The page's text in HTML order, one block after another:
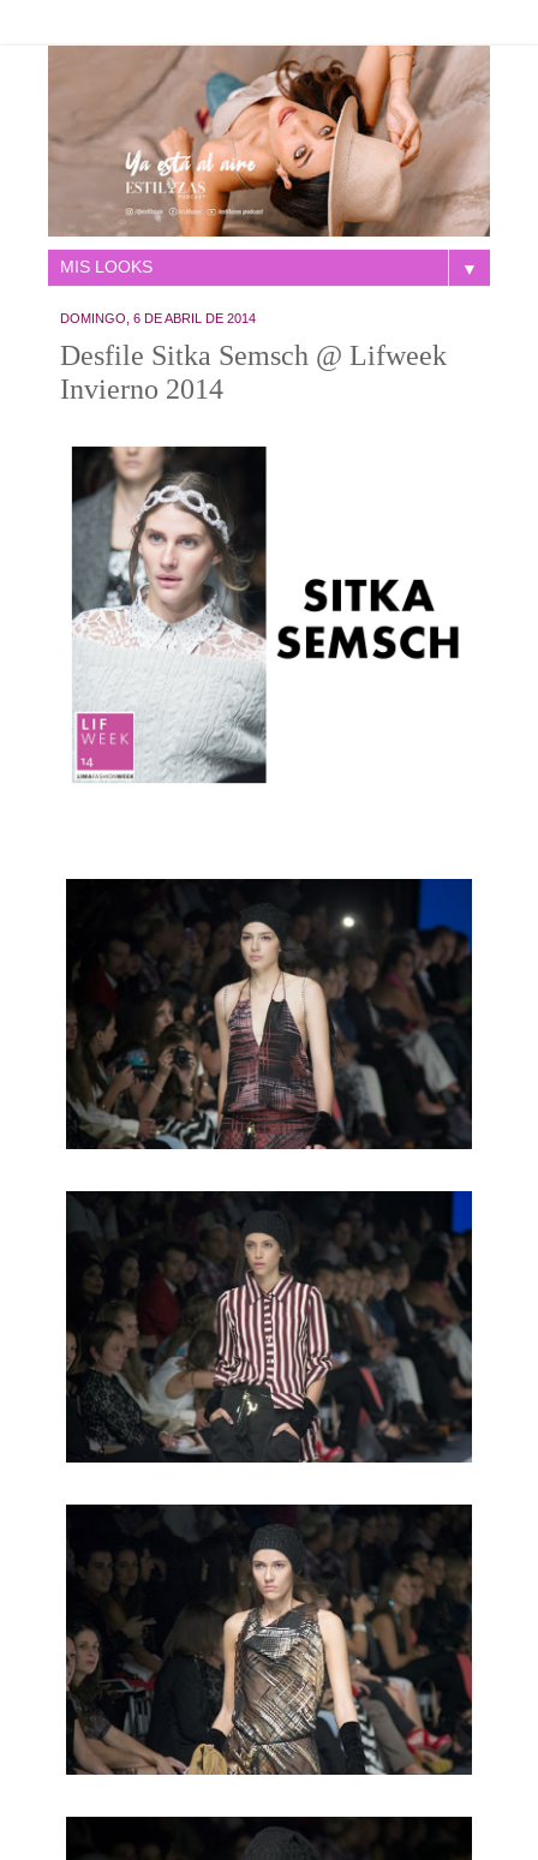
▼
DOMINGO, 6 DE ABRIL DE 2014
Desfile Sitka Semsch @ Lifweek
Invierno 2014